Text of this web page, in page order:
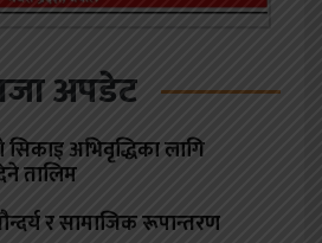
अपडेट
सिकाइ अभिवृद्धिका लागि
तालिम
र सामाजिक रूपान्तरण